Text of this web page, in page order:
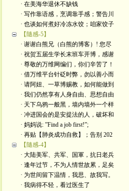
· 在美海华退休不缺钱
· 写作靠语感，烹调靠手感；警告川
· 也谈如何煮好冷冻水饺；咱家饺子
【隨感-5】
· 谢谢白熊兄（白熊的博客）! 您尽
· 祝贺五届生学长末班车开博，感谢
· 尊敬的万维网编们，你们辛苦了！
· 借万维平台针砭时弊，勿以善小而
· 请阿妞、一草博赐教，如何能做到
· 我们仍然享有人身自由、思想自由
· 天下乌鸦一般黑，墙内墙外一个样
· 冲进国会的是安提法的人，破坏和
· 妈妈说: ”Find a job first!”;
· 再贴【肺炎成功自救】；告别 202
【隨感-4】
· 大陆美军、共军、国軍，抗日老兵
· 逢年过节，不为人情世故累，足矣
· 为世间留下温情，我思、故我写。
· 我病得不轻，看过医生了